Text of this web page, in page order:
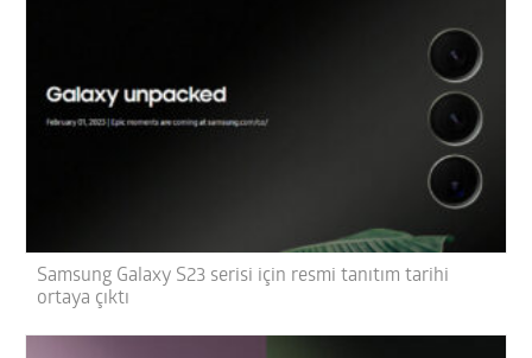
Samsung Galaxy S23 serisi için resmi tanıtım tarihi
ortaya çıktı